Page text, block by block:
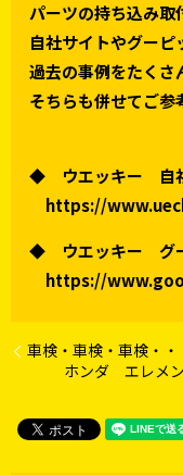
パーツの持ち込み取
自社サイトやグーピ
過去の事例をたくさ
そちらも併せてご参
◆ ウエッキー 自
https://
◆ ウエッキー グ
https://
車検・車検・車検
ホンダ エレメ